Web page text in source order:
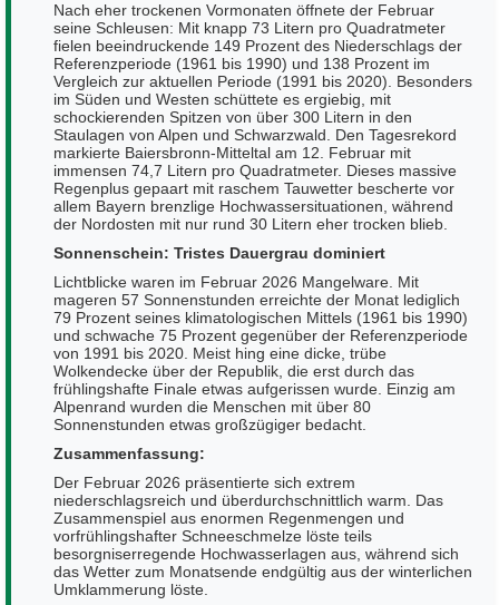
Nach eher trockenen Vormonaten öffnete der Februar
seine Schleusen: Mit knapp 73 Litern pro Quadratmeter
fielen beeindruckende 149 Prozent des Niederschlags der
Referenzperiode (1961 bis 1990) und 138 Prozent im
Vergleich zur aktuellen Periode (1991 bis 2020). Besonders
im Süden und Westen schüttete es ergiebig, mit
schockierenden Spitzen von über 300 Litern in den
Staulagen von Alpen und Schwarzwald. Den Tagesrekord
markierte Baiersbronn-Mitteltal am 12. Februar mit
immensen 74,7 Litern pro Quadratmeter. Dieses massive
Regenplus gepaart mit raschem Tauwetter bescherte vor
allem Bayern brenzlige Hochwassersituationen, während
der Nordosten mit nur rund 30 Litern eher trocken blieb.
Sonnenschein: Tristes Dauergrau dominiert
Lichtblicke waren im Februar 2026 Mangelware. Mit
mageren 57 Sonnenstunden erreichte der Monat lediglich
79 Prozent seines klimatologischen Mittels (1961 bis 1990)
und schwache 75 Prozent gegenüber der Referenzperiode
von 1991 bis 2020. Meist hing eine dicke, trübe
Wolkendecke über der Republik, die erst durch das
frühlingshafte Finale etwas aufgerissen wurde. Einzig am
Alpenrand wurden die Menschen mit über 80
Sonnenstunden etwas großzügiger bedacht.
Zusammenfassung:
Der Februar 2026 präsentierte sich extrem
niederschlagsreich und überdurchschnittlich warm. Das
Zusammenspiel aus enormen Regenmengen und
vorfrühlingshafter Schneeschmelze löste teils
besorgniserregende Hochwasserlagen aus, während sich
das Wetter zum Monatsende endgültig aus der winterlichen
Umklammerung löste.